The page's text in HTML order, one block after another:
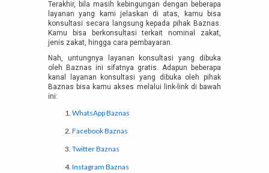
Terakhir, bila masih kebingungan dengan beberapa
layanan yang kami jelaskan di atas, kamu bisa
konsultasi secara langsung kepada pihak Baznas.
Kamu bisa berkonsultasi terkait nominal zakat,
jenis zakat, hingga cara pembayaran.
Nah, untungnya layanan konsultasi yang dibuka
oleh Baznas ini sifatnya gratis. Adapun beberapa
kanal layanan konsultasi yang dibuka oleh pihak
Baznas bisa kamu akses melalui link-link di bawah
ini:
WhatsApp Baznas
Facebook Baznas
Twitter Baznas
Instagram Baznas